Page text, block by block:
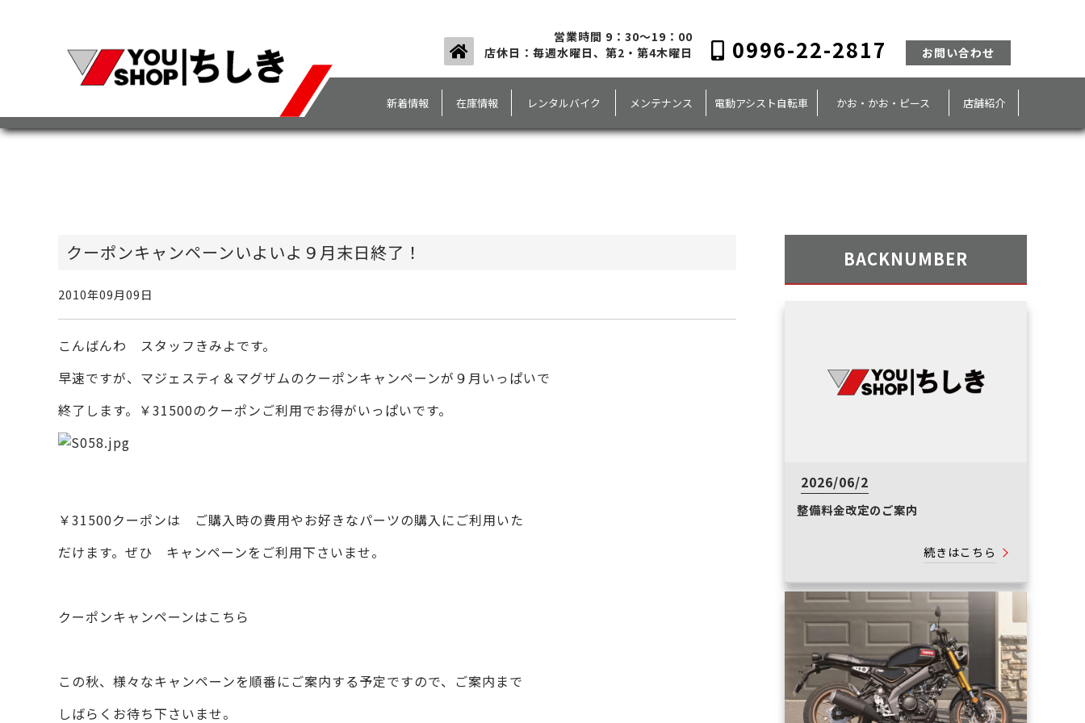
営業時間 9：30～19：00
店休日：毎週水曜日、第2・第4木曜日
0996-22-2817 お問い合わせ
新着情報 在庫情報 レンタルバイク メンテナンス 電動アシスト自転車 かお・かお・ピース 店舗紹介
クーポンキャンペーンいよいよ９月末日終了！
2010年09月09日
こんばんわ スタッフきみよです。
早速ですが、マジェスティ＆マグザムのクーポンキャンペーンが９月いっぱいで
終了します。￥31500のクーポンご利用でお得がいっぱいです。
￥31500クーポンは ご購入時の費用やお好きなパーツの購入にご利用いた
だけます。ぜひ キャンペーンをご利用下さいませ。
クーポンキャンペーンは こちら
この秋、様々なキャンペーンを順番にご案内する予定ですので、ご案内まで
しばらくお待ち下さいませ。
BACKNUMBER
2026/06/2
整備料金改定のご案内
続きはこちら